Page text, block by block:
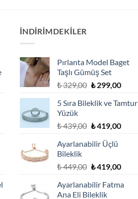
İNDİRİMDEKİLER
Pırlanta Model Baget
Taşlı Gümüş Set
₺329,00 Orijinal
₺ 329,00.
₺299,00Şu
fiyat:
5 Sıra Bileklik ve Tamtur
Yüzük
₺439,00 Orijinal
₺ 439,00.
₺419,00Şu
Ayarlanabilir Üçlü
Bileklik
₺449,00 Orijinal
₺ 449,00.
₺419,00Şu
fiyat:
Ayarlanabilir Fatma
Ana Eli Bileklik